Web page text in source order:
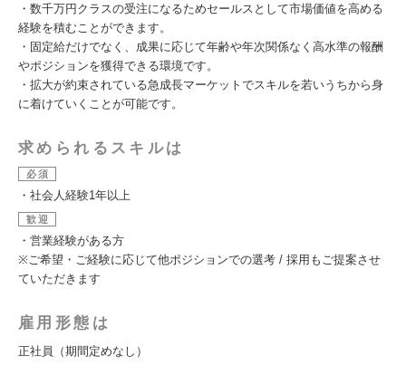
・数千万円クラスの受注になるためセールスとして市場価値を高める
経験を積むことができます。
・固定給だけでなく、成果に応じて年齢や年次関係なく高水準の報酬
やポジションを獲得できる環境です。
・拡大が約束されている急成長マーケットでスキルを若いうちから身
に着けていくことが可能です。
求められるスキルは
必須
・社会人経験1年以上
歓迎
・営業経験がある方
※ご希望・ご経験に応じて他ポジションでの選考 / 採用もご提案させ
ていただきます
雇用形態は
正社員（期間定めなし）